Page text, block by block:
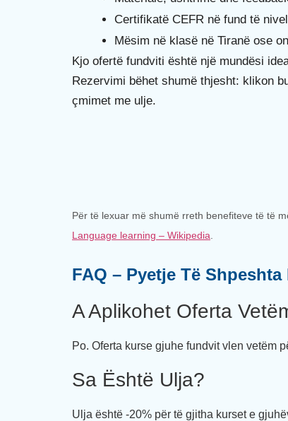
Certifikatë CEFR në fund të
Mësim në klasë në Tiranë ose
Kjo ofertë fundviti është një mundësi
Rezervimi bëhet shumë thjesht: klikon
çmimet me ulje.
Për të lexuar më shumë rreth benefiteve të të
Language learning – Wikipedia
FAQ – Pyetje Të Shpeshta
A Aplikohet Oferta
Po. Oferta kurse gjuhe fundvit vlen vetëm
Sa Është Ulja?
Ulja është -20% për të gjitha kurset e